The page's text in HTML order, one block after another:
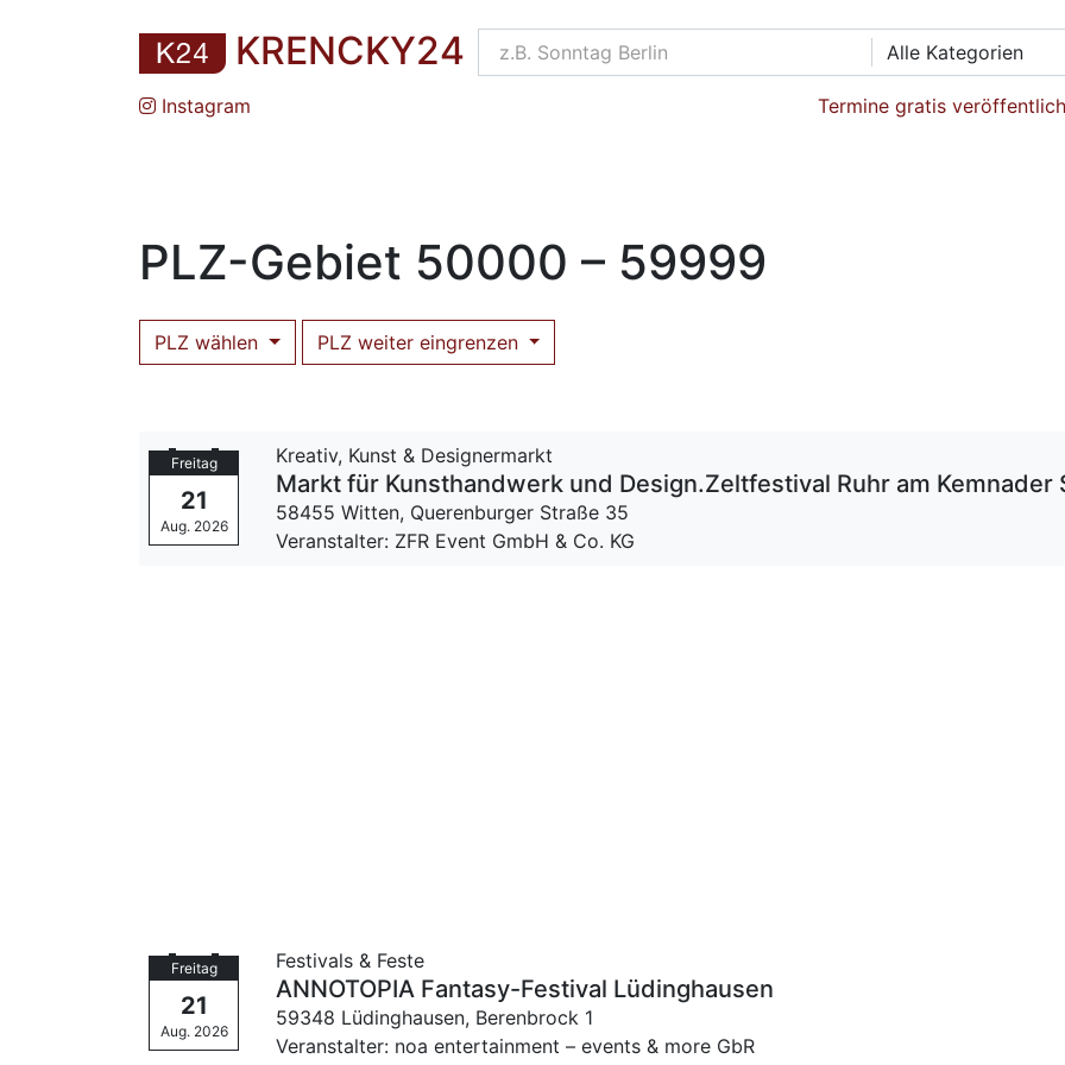
KRENCKY24 Alle Kategorien
Instagram Termine gratis
PLZ-Gebiet 50000 – 59999
PLZ wählen PLZ weiter eingrenzen
Freitag
21
Aug. 2026
Kreativ, Kunst & Designermarkt
Markt für Kunsthandwerk und Design.Zeltfestival Ruhr am Kemnader
58455 Witten, Querenburger Straße 35
Veranstalter: ZFR Event GmbH & Co. KG
Freitag
21
Aug. 2026
Festivals & Feste
ANNOTOPIA Fantasy-Festival Lüdinghausen
59348 Lüdinghausen, Berenbrock 1
Veranstalter: noa entertainment – events & more GbR